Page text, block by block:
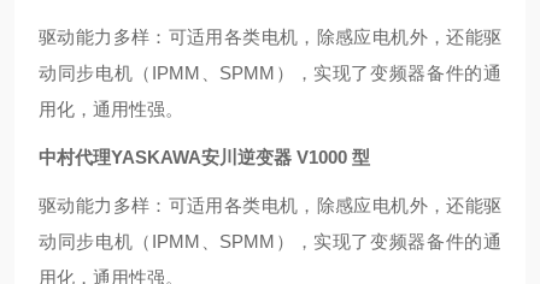
驱动能力多样：可适用各类电机，除感应电机外，还能驱
动同步电机（IPMM、SPMM），实现了变频器备件的通
用化，通用性强。
中村代理YASKAWA安川逆变器 V1000 型
驱动能力多样：可适用各类电机，除感应电机外，还能驱
动同步电机（IPMM、SPMM），实现了变频器备件的通
用化，通用性强。